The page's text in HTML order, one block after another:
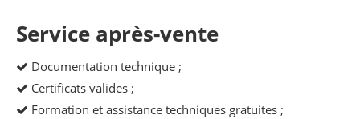
Service après-vente
 Documentation technique ;
 Certificats valides ;
 Formation et assistance techniques gratuites ;